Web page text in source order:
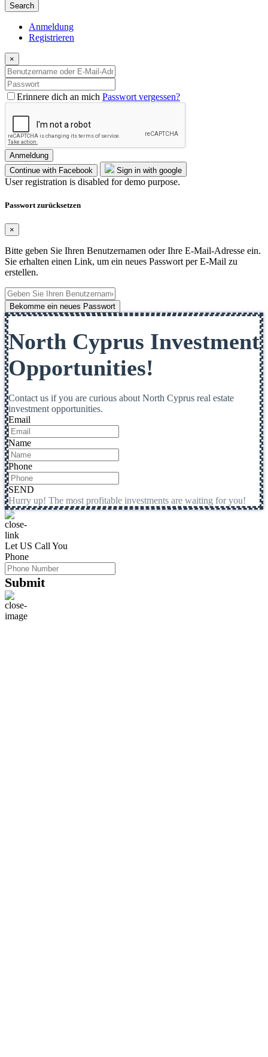
Search
Anmeldung
Registrieren
×
Erinnere dich an mich Passwort vergessen?
Anmeldung
Continue with Facebook
Sign in with google
User registration is disabled for demo purpose.
Passwort zurücksetzen
×
Bitte geben Sie Ihren Benutzernamen oder Ihre E-Mail-Adresse ein.
Sie erhalten einen Link, um ein neues Passwort per E-Mail zu
erstellen.
Bekomme ein neues Passwort
North Cyprus Investment
Opportunities!
Contact us if you are curious about North Cyprus real estate
investment opportunities.
Email
Name
Phone
SEND
Hurry up! The most profitable investments are waiting for you!
Let US Call You
Phone
Submit